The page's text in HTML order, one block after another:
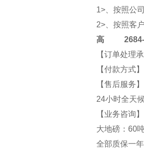
1>、按照公
2>、按照客
高2684-
【订单处理
【付款方式
【售后服务
24小时全天
【业务咨询
大地磅：60
全部质保一